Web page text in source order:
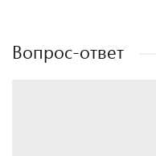
Вопрос-ответ